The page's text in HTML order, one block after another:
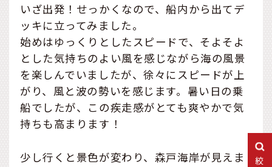
いざ出発！せっかくなので、船内から出てデ
ッキに立ってみました。
始めはゆっくりとしたスピードで、そよそよ
とした気持ちのよい風を感じながら海の風景
を楽しんでいましたが、徐々にスピードが上
がり、風と波の勢いを感じます。暑い日の乗
船でしたが、この疾走感がとても爽やかで気
持ちも高まります！
少し行くと景色が変わり、森戸海岸が見えま